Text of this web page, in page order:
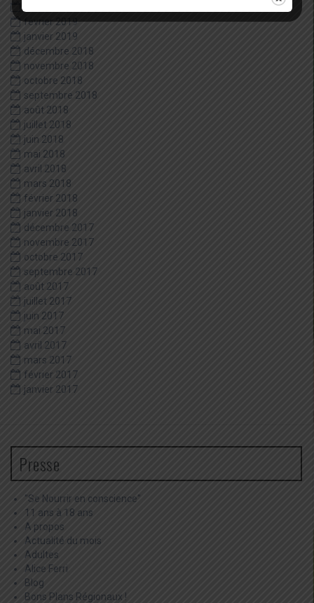
février 2019
janvier 2019
décembre 2018
novembre 2018
octobre 2018
septembre 2018
août 2018
juillet 2018
juin 2018
mai 2018
avril 2018
mars 2018
février 2018
janvier 2018
décembre 2017
novembre 2017
octobre 2017
septembre 2017
août 2017
juillet 2017
juin 2017
mai 2017
avril 2017
mars 2017
février 2017
janvier 2017
Presse
"Se Nourrir en conscience"
11 ans à 18 ans
A propos
Actualité du mois
Adultes
Alice Ferri
Blog
Bons Plans Régionaux !